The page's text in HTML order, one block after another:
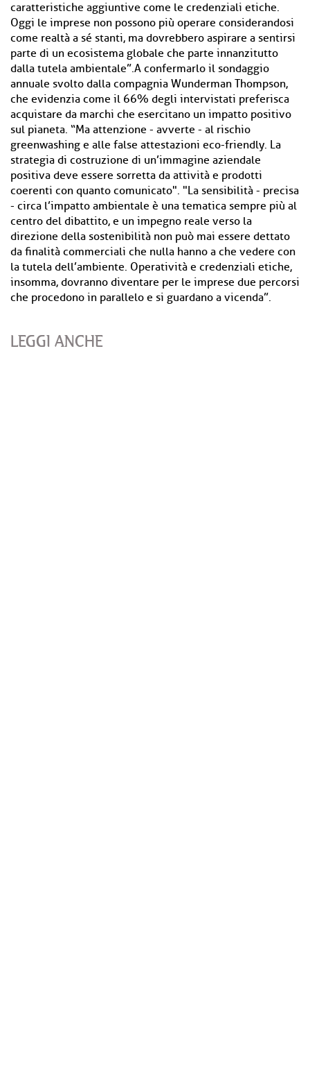
caratteristiche aggiuntive come le credenziali etiche.
Oggi le imprese non possono più operare considerandosi
come realtà a sé stanti, ma dovrebbero aspirare a sentirsi
parte di un ecosistema globale che parte innanzitutto
dalla tutela ambientale”.A confermarlo il sondaggio
annuale svolto dalla compagnia Wunderman Thompson,
che evidenzia come il 66% degli intervistati preferisca
acquistare da marchi che esercitano un impatto positivo
sul pianeta. “Ma attenzione - avverte - al rischio
greenwashing e alle false attestazioni eco-friendly. La
strategia di costruzione di un’immagine aziendale
positiva deve essere sorretta da attività e prodotti
coerenti con quanto comunicato". "La sensibilità - precisa
- circa l’impatto ambientale è una tematica sempre più al
centro del dibattito, e un impegno reale verso la
direzione della sostenibilità non può mai essere dettato
da finalità commerciali che nulla hanno a che vedere con
la tutela dell’ambiente. Operatività e credenziali etiche,
insomma, dovranno diventare per le imprese due percorsi
che procedono in parallelo e si guardano a vicenda”.
LEGGI ANCHE